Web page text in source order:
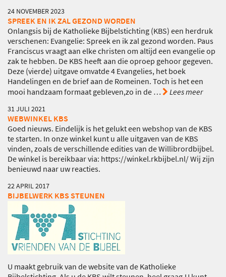
24 NOVEMBER 2023
SPREEK EN IK ZAL GEZOND WORDEN
Onlangsis bij de Katholieke Bijbelstichting (KBS) een herdruk
verschenen: Evangelie: Spreek en ik zal gezond worden. Paus
Franciscus vraagt aan elke christen om altijd een evangelie op
zak te hebben. De KBS heeft aan die oproep gehoor gegeven.
Deze (vierde) uitgave omvatde 4 Evangelies, het boek
Handelingen en de brief aan de Romeinen. Toch is het een
mooi handzaam formaat gebleven,zo in de… Lees meer
31 JULI 2021
WEBWINKEL KBS
Goed nieuws. Eindelijk is het gelukt een webshop van de KBS
te starten. In onze winkel kunt u alle uitgaven van de KBS
vinden, zoals de verschillende edities van de Willibrordbijbel.
De winkel is bereikbaar via: https://winkel.rkbijbel.nl/ Wij zijn
benieuwd naar uw reacties.
22 APRIL 2017
BIJBELWERK KBS STEUNEN
U maakt gebruik van de website van de Katholieke